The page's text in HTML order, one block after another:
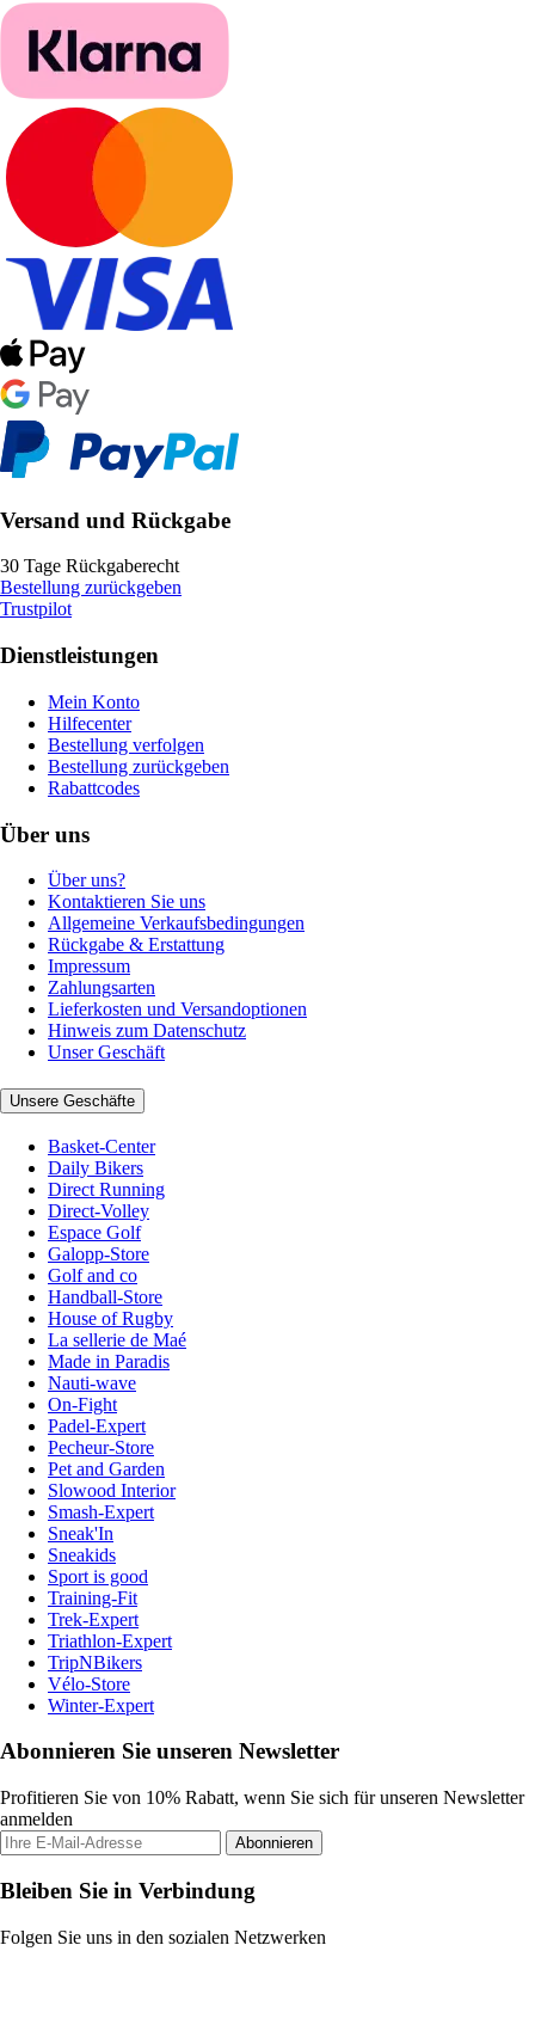
Versand und Rückgabe
30 Tage Rückgaberecht
Bestellung zurückgeben
Trustpilot
Dienstleistungen
Mein Konto
Hilfecenter
Bestellung verfolgen
Bestellung zurückgeben
Rabattcodes
Über uns
Über uns?
Kontaktieren Sie uns
Allgemeine Verkaufsbedingungen
Rückgabe & Erstattung
Impressum
Zahlungsarten
Lieferkosten und Versandoptionen
Hinweis zum Datenschutz
Unser Geschäft
Unsere Geschäfte
Basket-Center
Daily Bikers
Direct Running
Direct-Volley
Espace Golf
Galopp-Store
Golf and co
Handball-Store
House of Rugby
La sellerie de Maé
Made in Paradis
Nauti-wave
On-Fight
Padel-Expert
Pecheur-Store
Pet and Garden
Slowood Interior
Smash-Expert
Sneak'In
Sneakids
Sport is good
Training-Fit
Trek-Expert
Triathlon-Expert
TripNBikers
Vélo-Store
Winter-Expert
Abonnieren Sie unseren Newsletter
Profitieren Sie von 10% Rabatt, wenn Sie sich für unseren Newsletter
anmelden
Abonnieren
Bleiben Sie in Verbindung
Folgen Sie uns in den sozialen Netzwerken